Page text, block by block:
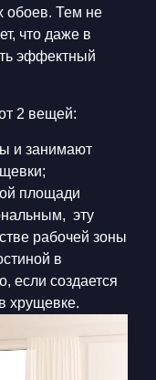
обоев. Тем не
что даже в
эффектный
2 вещей:
и занимают
площади
эту
рабочей зоны
в
если создается
хрущевке.